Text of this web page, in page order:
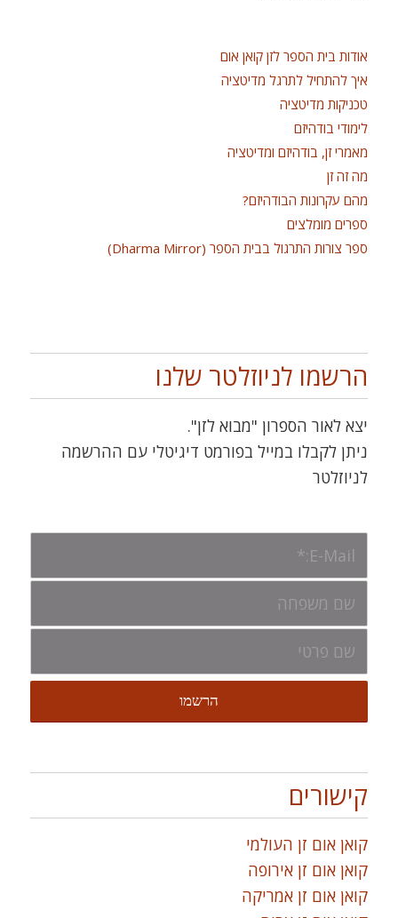
אודות בית הספר לזן קואן אום
איך להתחיל לתרגל מדיטציה
טכניקות מדיטציה
לימודי בודהיזם
מאמרי זן, בודהיזם ומדיטציה
מה זה זן
מהם עקרונות הבודהיזם?
ספרים מומלצים
ספר צורות התרגול בבית הספר (Dharma Mirror)
הרשמו לניוזלטר שלנו
יצא לאור הספרון "מבוא לזן".
ניתן לקבלו במייל בפורמט דיגיטלי עם ההרשמה
לניוזלטר
קישורים
קואן אום זן העולמי
קואן אום זן אירופה
קואן אום זן אמריקה